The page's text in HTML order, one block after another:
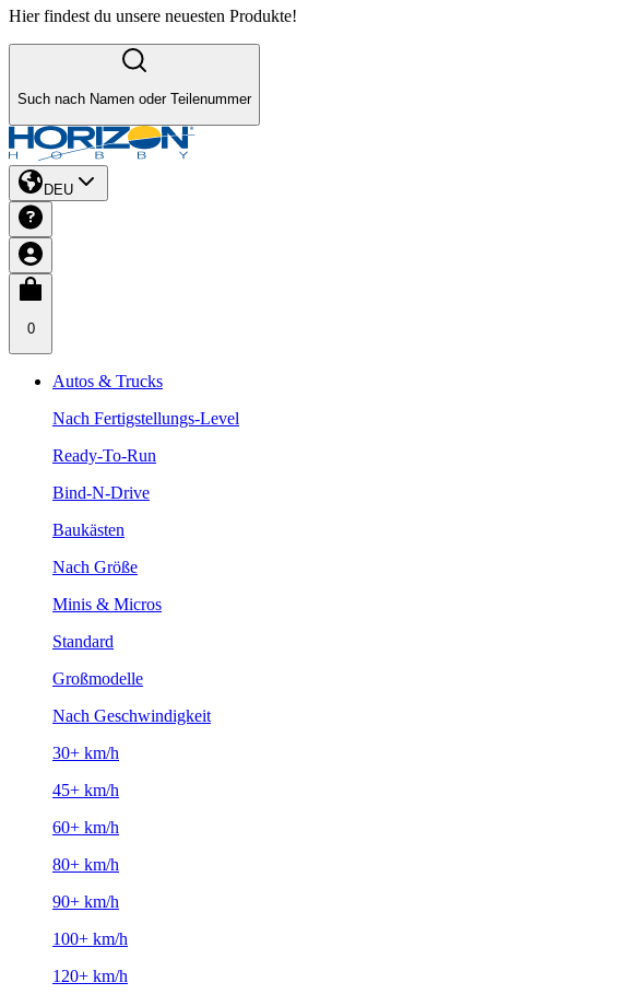
Hier findest du unsere neuesten Produkte!
Such nach Namen oder Teilenummer
DEU
0
Autos & Trucks
Nach Fertigstellungs-Level
Ready-To-Run
Bind-N-Drive
Baukästen
Nach Größe
Minis & Micros
Standard
Großmodelle
Nach Geschwindigkeit
30+ km/h
45+ km/h
60+ km/h
80+ km/h
90+ km/h
100+ km/h
120+ km/h